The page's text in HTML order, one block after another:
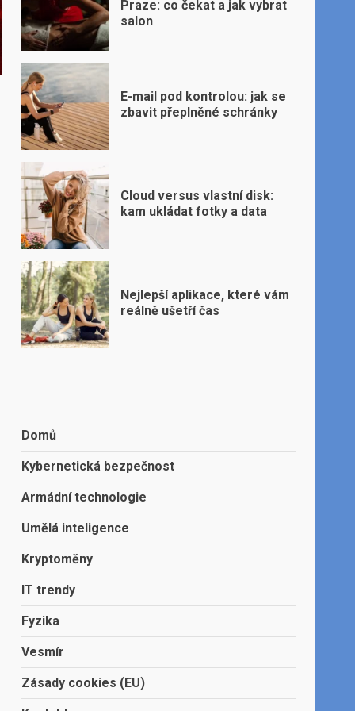
Praze: co čekat a jak vybrat
salon
E-mail pod kontrolou: jak se
zbavit přeplněné schránky
Cloud versus vlastní disk:
kam ukládat fotky a data
Nejlepší aplikace, které vám
reálně ušetří čas
Domů
Kybernetická bezpečnost
Armádní technologie
Umělá inteligence
Kryptoměny
IT trendy
Fyzika
Vesmír
Zásady cookies (EU)